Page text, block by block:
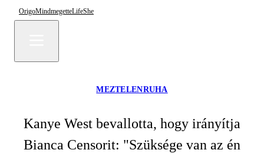
OrigoMindmegetteLifeShe
MEZTELENRUHA
Kanye West bevallotta, hogy irányítja
Bianca Censorit: "Szüksége van az én